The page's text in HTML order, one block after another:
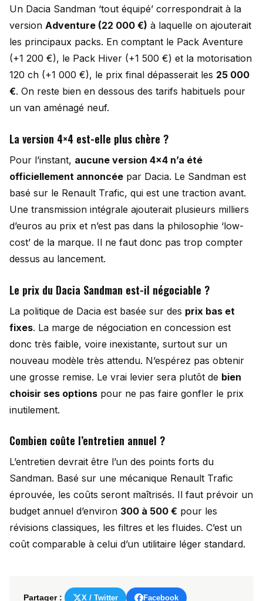
Un Dacia Sandman ‘tout équipé’ correspondrait à la
version Adventure (22 000 €) à laquelle on ajouterait
les principaux packs. En comptant le Pack Aventure
(+1 200 €), le Pack Hiver (+1 500 €) et la motorisation
120 ch (+1 000 €), le prix final dépasserait les 25 000
€. On reste bien en dessous des tarifs habituels pour
un van aménagé neuf.
La version 4×4 est-elle plus chère ?
Pour l’instant, aucune version 4×4 n’a été
officiellement annoncée par Dacia. Le Sandman est
basé sur le Renault Trafic, qui est une traction avant.
Une transmission intégrale ajouterait plusieurs milliers
d’euros au prix et n’est pas dans la philosophie ‘low-
cost’ de la marque. Il ne faut donc pas trop compter
dessus au lancement.
Le prix du Dacia Sandman est-il négociable ?
La politique de Dacia est basée sur des prix bas et
fixes. La marge de négociation en concession est
donc très faible, voire inexistante, surtout sur un
nouveau modèle très attendu. N’espérez pas obtenir
une grosse remise. Le vrai levier sera plutôt de bien
choisir ses options pour ne pas faire gonfler le prix
inutilement.
Combien coûte l’entretien annuel ?
L’entretien devrait être l’un des points forts du
Sandman. Basé sur une mécanique Renault Trafic
éprouvée, les coûts seront maîtrisés. Il faut prévoir un
budget annuel d’environ 300 à 500 € pour les
révisions classiques, les filtres et les fluides. C’est un
coût comparable à celui d’un utilitaire léger standard.
Partager : X / Twitter Facebook